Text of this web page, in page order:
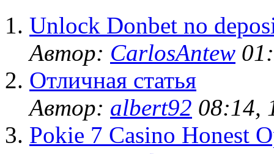
Unlock Donbet no
Автор: CarlosAntew
Отличная статья
Автор: albert92 08:14,
Pokie 7 Casino Honest